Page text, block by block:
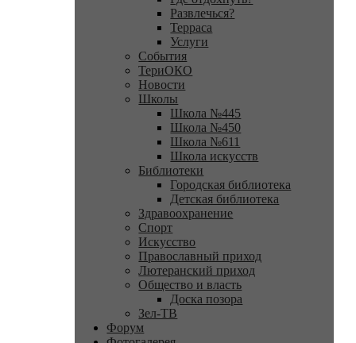
Развлечься?
Терраса
Услуги
События
ТериОКО
Новости
Школы
Школа №445
Школа №450
Школа №611
Школа искусств
Библиотеки
Городская библиотека
Детская библиотека
Здравоохранение
Спорт
Искусство
Православный приход
Лютеранский приход
Общество и власть
Доска позора
Зел-ТВ
Форум